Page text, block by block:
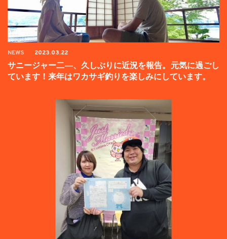
NEWS 2023.03.22
サニージャー二―、久しぶりに近況を報告。元気に過ごし
ています！来年はワカサギ釣りを楽しみにしています。